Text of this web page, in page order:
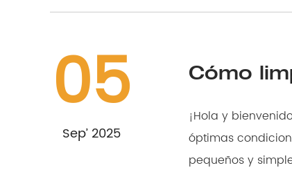
05
Sep’ 2025
Cómo
¡Hola y
óptimas condiciones! 1. Introducción Los rodamientos de bolas pueden
pequeños y